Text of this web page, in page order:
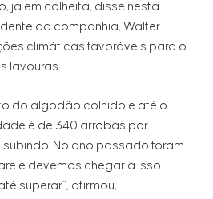
já em colheita, disse nesta
da companhia, Walter
climáticas favoráveis para o
lavouras.
do algodão colhido e até o
é de 340 arrobas por
subindo. No ano passado foram
e devemos chegar a isso
superar”, afirmou,